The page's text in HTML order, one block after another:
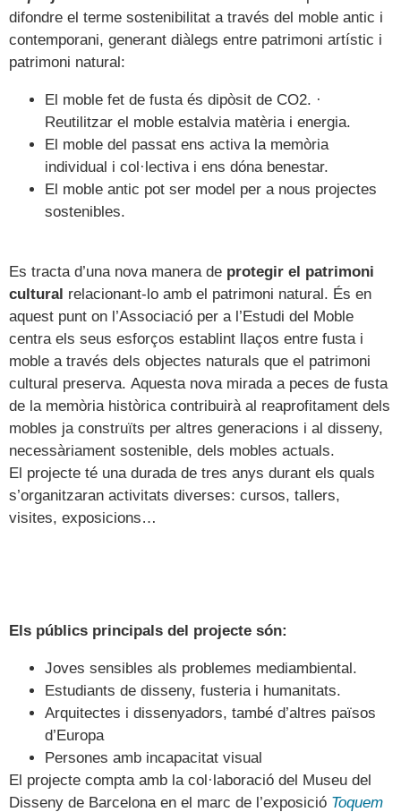
difondre el terme sostenibilitat a través del moble antic i
contemporani, generant diàlegs entre patrimoni artístic i
patrimoni natural:
El moble fet de fusta és dipòsit de CO2. ·
Reutilitzar el moble estalvia matèria i energia.
El moble del passat ens activa la memòria
individual i col·lectiva i ens dóna benestar.
El moble antic pot ser model per a nous projectes
sostenibles.
Es tracta d’una nova manera de protegir el patrimoni
cultural relacionant-lo amb el patrimoni natural. És en
aquest punt on l’Associació per a l’Estudi del Moble
centra els seus esforços establint llaços entre fusta i
moble a través dels objectes naturals que el patrimoni
cultural preserva. Aquesta nova mirada a peces de fusta
de la memòria històrica contribuirà al reaprofitament dels
mobles ja construïts per altres generacions i al disseny,
necessàriament sostenible, dels mobles actuals.
El projecte té una durada de tres anys durant els quals
s’organitzaran activitats diverses: cursos, tallers,
visites, exposicions…
Els públics principals del projecte són:
Joves sensibles als problemes mediambiental.
Estudiants de disseny, fusteria i humanitats.
Arquitectes i dissenyadors, també d’altres països
d’Europa
Persones amb incapacitat visual
El projecte compta amb la col·laboració del Museu del
Disseny de Barcelona en el marc de l’exposició Toquem